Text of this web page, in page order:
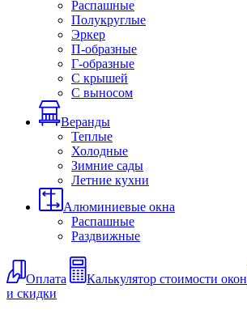
Распашные
Полукруглые
Эркер
П-образные
Г-образные
С крышей
С выносом
Веранды
Теплые
Холодные
Зимние сады
Летние кухни
Алюминиевые окна
Распашные
Раздвижные
Оплата Калькулятор стоимости окон
и скидки